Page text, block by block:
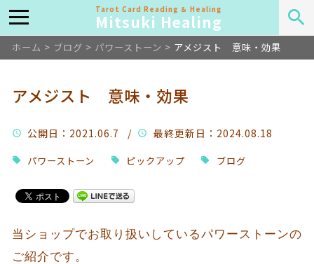
Tarot Card Reading ＆ Healing
Mitsuki Healing
ホーム > ブログ > パワーストーン > アメジスト 意味・効果
アメジスト 意味・効果
公開日 ：2021.06.7 / 最終更新日 ：2024.08.18
パワーストーン ピックアップ ブログ
当ショップでお取り扱いしているパワーストーンの
ご紹介です。